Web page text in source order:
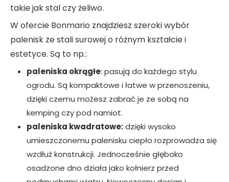
takie jak stal czy żeliwo.
W ofercie Bonmario znajdziesz szeroki wybór
palenisk ze stali surowej o różnym kształcie i
estetyce. Są to np.:
paleniska okrągłe: pasują do każdego stylu
ogrodu. Są kompaktowe i łatwe w przenoszeniu,
dzięki czemu możesz zabrać je ze sobą na
kemping czy pod namiot.
paleniska kwadratowe:dzięki wysoko
umieszczonemu palenisku ciepło rozprowadza się
wzdłuż konstrukcji. Jednocześnie głęboko
osadzone dno działa jako kołnierz przed